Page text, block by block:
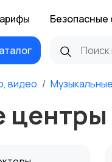
Безопасные
видео